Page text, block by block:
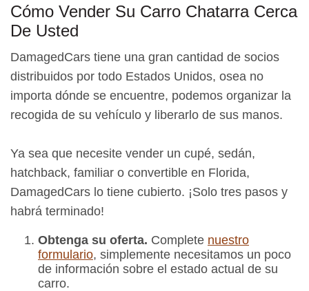
Cómo Vender Su Carro Chatarra Cerca
De Usted
DamagedCars tiene una gran cantidad de socios
distribuidos por todo Estados Unidos, osea no
importa dónde se encuentre, podemos organizar la
recogida de su vehículo y liberarlo de sus manos.
Ya sea que necesite vender un cupé, sedán,
hatchback, familiar o convertible en Florida,
DamagedCars lo tiene cubierto. ¡Solo tres pasos y
habrá terminado!
Obtenga su oferta. Complete nuestro
formulario, simplemente necesitamos un poco
de información sobre el estado actual de su
carro.